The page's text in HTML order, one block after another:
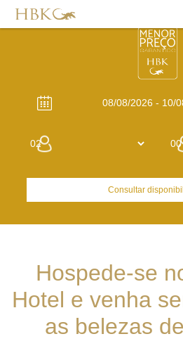
Consultar
Hospede-se
Hotel e venha
as belezas